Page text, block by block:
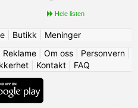
Hele listen
| Butikk
Meninger
Reklame| Om oss| Personvern|
Kontakt FAQ